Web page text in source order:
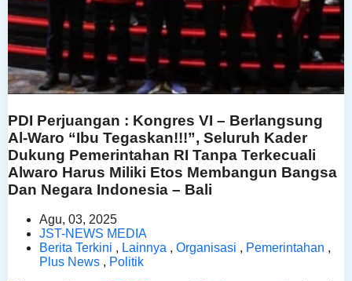
PDI Perjuangan : Kongres VI – Berlangsung
Al-Waro “Ibu Tegaskan!!!”, Seluruh Kader
Dukung Pemerintahan RI Tanpa Terkecuali
Alwaro Harus Miliki Etos Membangun Bangsa
Dan Negara Indonesia – Bali
Agu, 03, 2025
JST-NEWS MEDIA
Berita Terkini , Lainnya , Organisasi , Pemerintahan ,
Plus News , Politik